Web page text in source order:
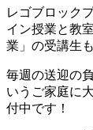
レゴブロック
イン授業と教
業」の受講生
毎週の送迎の
いうご家庭に
付中です！